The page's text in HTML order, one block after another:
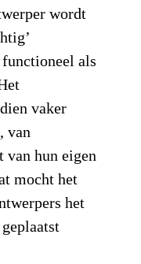
wordt
als
vaker
van
van hun eigen
mocht het
het